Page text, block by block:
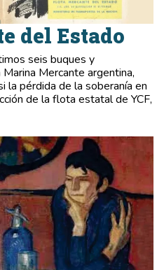
del Estado
seis buques y
Mercante argentina,
la pérdida de la soberanía en
de la flota estatal de YCF,